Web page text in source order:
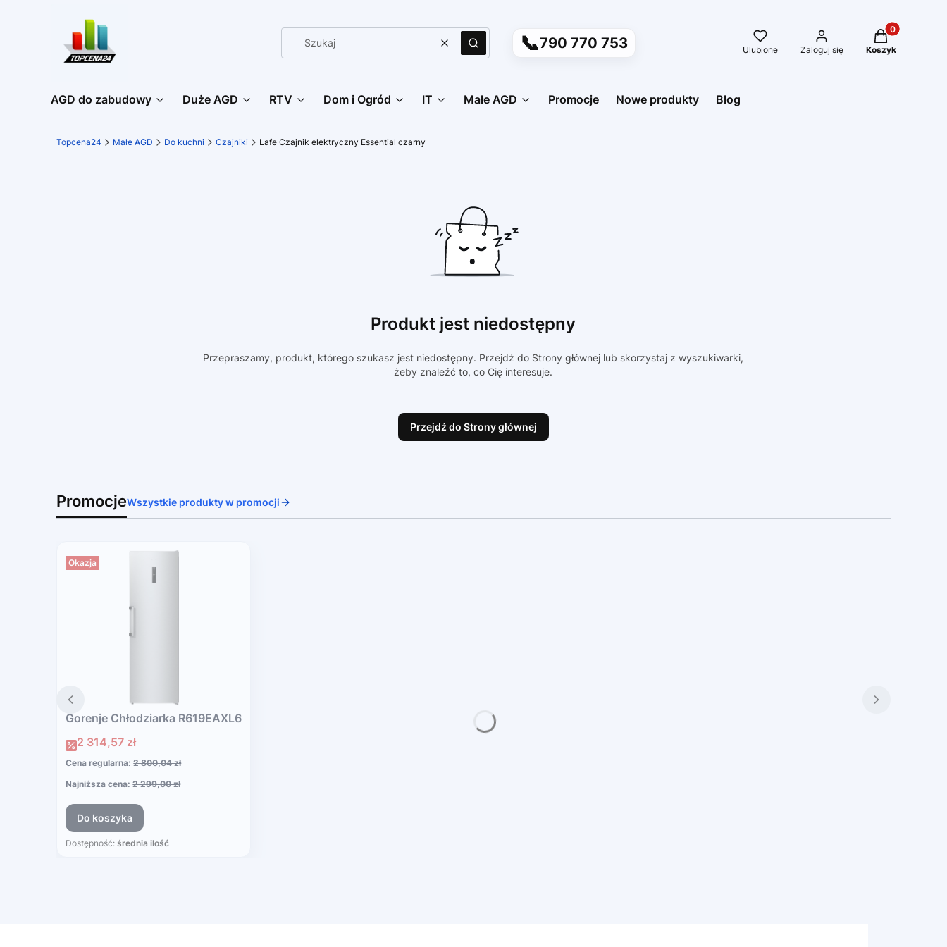
WyczyśćSzukaj 📞790 770 753 Ulubione Zaloguj się
Produkty w
Koszyk
AGD do zabudowy Duże AGD RTV Dom i Ogród IT Małe AGD Promocje Nowe produkty Blog
Topcena24 Małe AGD Do kuchni Czajniki Lafe Czajnik elektryczny Essential czarny
Produkt jest niedostępny
Przepraszamy, produkt, którego szukasz jest niedostępny. Przejdź do Strony głównej lub skorzystaj z wyszukiwarki,
żeby znaleźć to, co Cię interesuje.
Przejdź do Strony głównej
PromocjeWszystkie produkty w promocji
Okazja
Gorenje Chłodziarka R619EAXL6
Cena promocyjna
2 314,57 zł
Cena regularna: 2 800,04 zł
Najniższa cena: 2 299,00 zł
Do koszyka
Dostępność:średnia ilość